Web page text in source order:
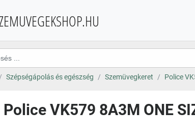
Szépségápolás és egészség Szemüvegkeret Police
Police VK579 8A3M ONE